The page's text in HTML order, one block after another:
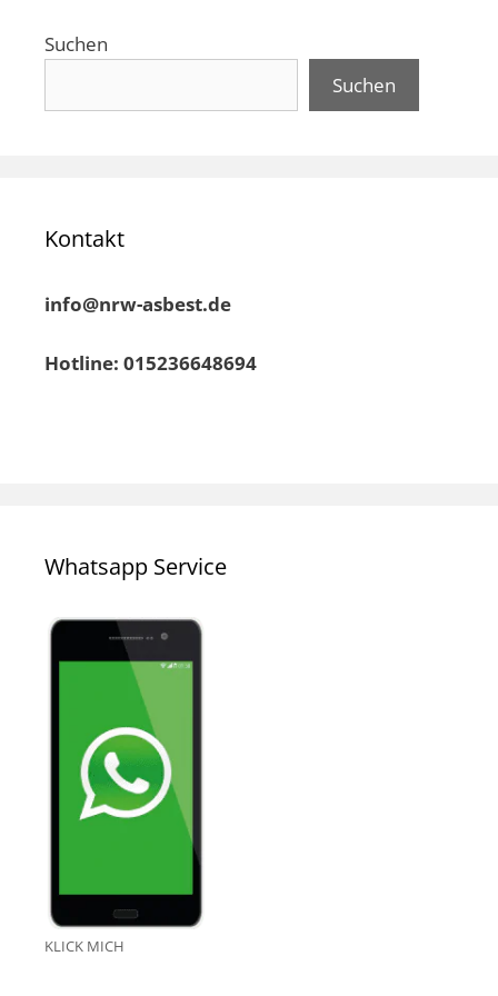
Suchen
Suchen
Kontakt
info@nrw-asbest.de
Hotline: 015236648694
Whatsapp Service
KLICK MICH